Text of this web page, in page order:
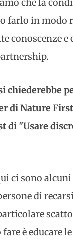
farlo in
conoscenze
chiederebbe
di Nature
di "Usare
ci sono
di
è educare